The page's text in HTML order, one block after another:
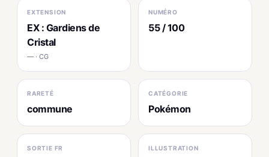
EXTENSION
EX : Gardiens de
Cristal
— · CG
NUMÉRO
55 / 100
RARETÉ
commune
CATÉGORIE
Pokémon
SORTIE FR ILLUSTRATION